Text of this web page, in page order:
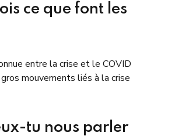
ce que font les
entre la crise et le COVID
mouvements liés à la crise
tu nous parler